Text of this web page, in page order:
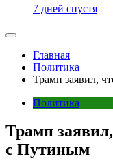
7 дней спустя
Главная
Политика
Трамп заявил,
Политика
Трамп
с Путиным